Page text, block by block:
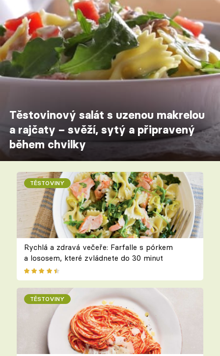
Těstovinový salát s uzenou makrelou
a rajčaty – svěží, sytý a připravený
během chvilky
TĚSTOVINY
Rychlá a zdravá večeře: Farfalle s pórkem
a lososem, které zvládnete do 30 minut
TĚSTOVINY